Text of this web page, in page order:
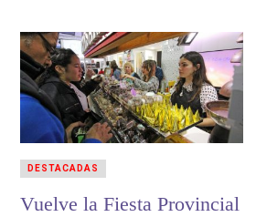
Vuelve la Fiesta Provincial
DESTACADAS